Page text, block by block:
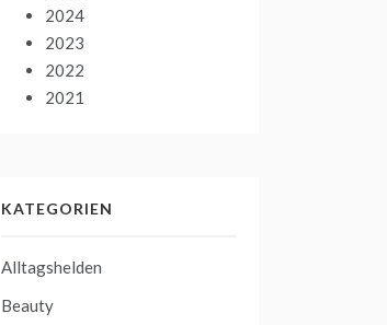
2024
2023
2022
2021
KATEGORIEN
Alltagshelden
Beauty